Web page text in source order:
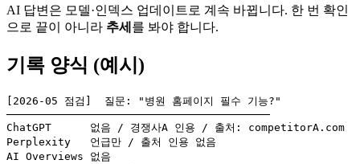
AI 답변은 모델·인덱스 업데이트로 계속 바뀝니다. 한 번 확인
으로 끝이 아니라 추세 를 봐야 합니다.
기록 양식 (예시)
[2026-05 점검]  질문: "병원 홈페이지 필수 기능?"
─────────────────────────────────────────
ChatGPT      없음 / 경쟁사A 인용 / 출처: competitorA.com
Perplexity   언급만 / 출처 인용 없음
AI Overviews 없음